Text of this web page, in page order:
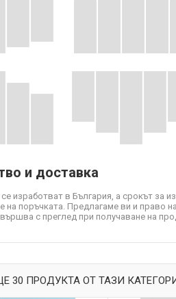
и доставка
изработват в България, а срокът за
на поръчката. Предлагаме ви и право
с преглед при получаване на
30 ПРОДУКТА ОТ ТАЗИ